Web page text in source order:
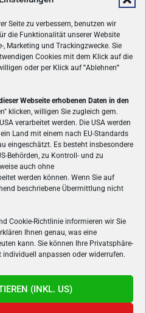
Seite zu verbessern, benutzen wir
die Funktionalität unserer Website
Marketing und Trackingzwecke. Sie
Cookies mit dem Klick auf die
oder per Klick auf"Ablehnen"
Webseite erhobenen Daten in den
klicken, willigen Sie zugleich gem.
verarbeitet werden. Die USA werden
Land mit einem nach EU-Standards
eingeschätzt. Es besteht insbesondere
Behörden, zu Kontroll- und zu
auch ohne
werden können. Wenn Sie auf
beschriebene Übermittlung nicht
Cookie-Richtlinie informieren wir Sie
Ihnen genau, was eine
kann. Sie können Ihre Privatsphäre-
anpassen oder widerrufen.
(INKL. US)
UNS
Gamers.at ist das älteste Online-
bringt täglich aktuelle News,
Konsolenspielen, Gaming-
Welt des e-Sport's.
UNS